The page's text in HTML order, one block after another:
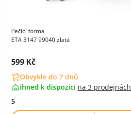
Pečicí forma
ETA 3147 99040 zlatá
Cena s DPH:
599 Kč
Obvykle do 7 dnů
ihned k dispozici na 3 prodejnách
5